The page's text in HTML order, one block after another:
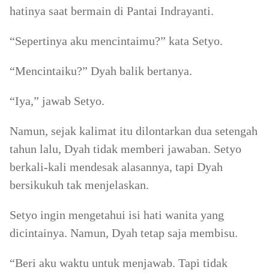
hatinya saat bermain di Pantai Indrayanti.
“Sepertinya aku mencintaimu?” kata Setyo.
“Mencintaiku?” Dyah balik bertanya.
“Iya,” jawab Setyo.
Namun, sejak kalimat itu dilontarkan dua setengah
tahun lalu, Dyah tidak memberi jawaban. Setyo
berkali-kali mendesak alasannya, tapi Dyah
bersikukuh tak menjelaskan.
Setyo ingin mengetahui isi hati wanita yang
dicintainya. Namun, Dyah tetap saja membisu.
“Beri aku waktu untuk menjawab. Tapi tidak